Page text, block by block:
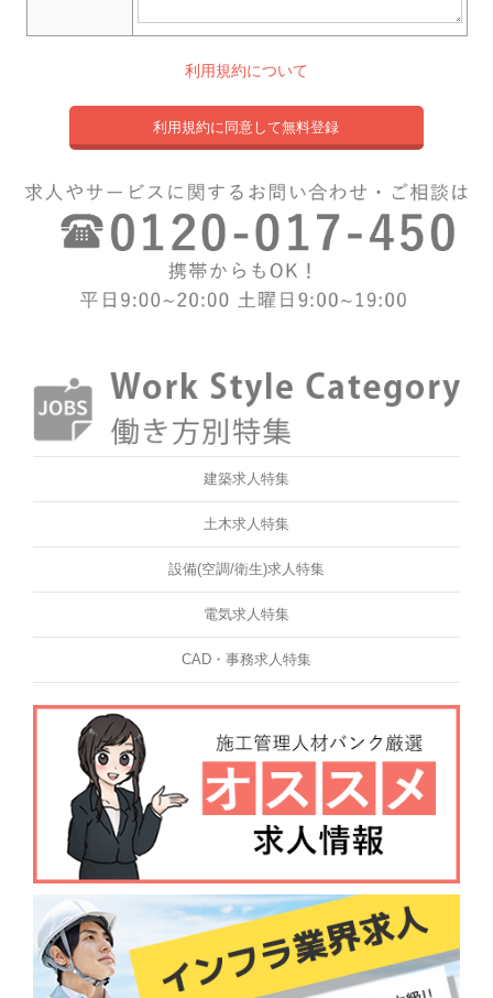
利用規約について
利用規約に同意して無料登録
建築求人特集
土木求人特集
設備(空調/衛生)求人特集
電気求人特集
CAD・事務求人特集